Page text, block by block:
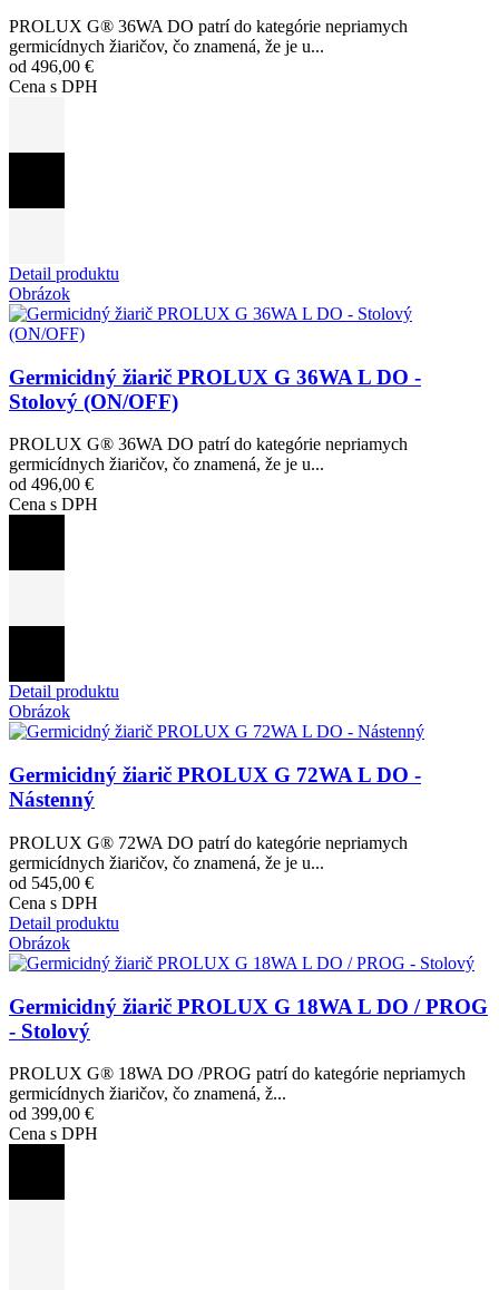
PROLUX G® 36WA DO patrí do kategórie nepriamych
germicídnych žiaričov, čo znamená, že je u...
od 496,00 €
Cena s DPH
Detail produktu
Obrázok
Germicidný žiarič PROLUX G 36WA L DO -
Stolový (ON/OFF)
PROLUX G® 36WA DO patrí do kategórie nepriamych
germicídnych žiaričov, čo znamená, že je u...
od 496,00 €
Cena s DPH
Detail produktu
Obrázok
Germicidný žiarič PROLUX G 72WA L DO -
Nástenný
PROLUX G® 72WA DO patrí do kategórie nepriamych
germicídnych žiaričov, čo znamená, že je u...
od 545,00 €
Cena s DPH
Detail produktu
Obrázok
Germicidný žiarič PROLUX G 18WA L DO / PROG
- Stolový
PROLUX G® 18WA DO /PROG patrí do kategórie nepriamych
germicídnych žiaričov, čo znamená, ž...
od 399,00 €
Cena s DPH